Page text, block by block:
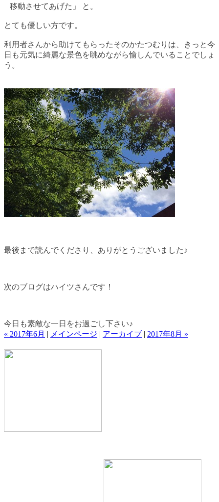
移動させてあげた」 と。
とても優しい方です。
利用者さんから助けてもらったそのかたつむりは、きっと今
日も元気に綺麗な景色を眺めながら愉しんでいることでしょ
う。
最後まで読んでくださり、ありがとうございました♪
次のブログはハイツさんです！
今日も素敵な一日をお過ごし下さい♪
« 2017年6月 | メインページ | アーカイブ | 2017年8月 »